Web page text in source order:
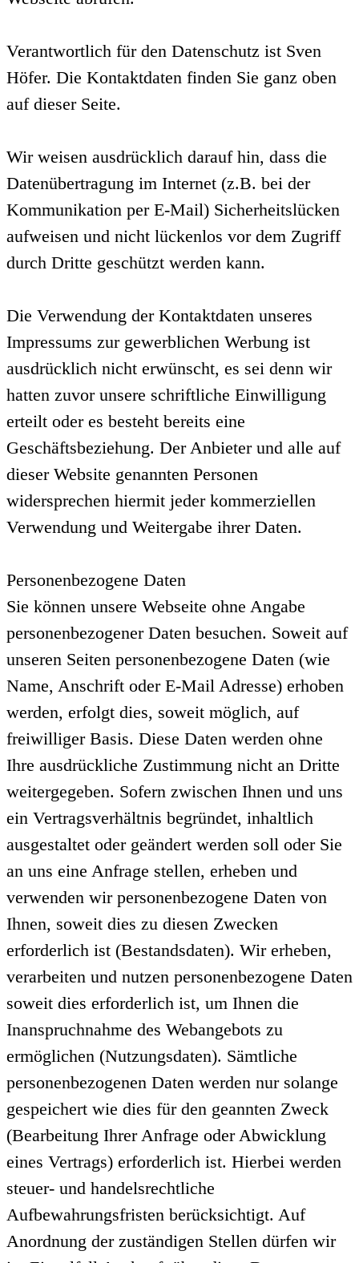
Verantwortlich für den Datenschutz ist Sven
Höfer. Die Kontaktdaten finden Sie ganz oben
auf dieser Seite.
Wir weisen ausdrücklich darauf hin, dass die
Datenübertragung im Internet (z.B. bei der
Kommunikation per E-Mail) Sicherheitslücken
aufweisen und nicht lückenlos vor dem Zugriff
durch Dritte geschützt werden kann.
Die Verwendung der Kontaktdaten unseres
Impressums zur gewerblichen Werbung ist
ausdrücklich nicht erwünscht, es sei denn wir
hatten zuvor unsere schriftliche Einwilligung
erteilt oder es besteht bereits eine
Geschäftsbeziehung. Der Anbieter und alle auf
dieser Website genannten Personen
widersprechen hiermit jeder kommerziellen
Verwendung und Weitergabe ihrer Daten.
Personenbezogene Daten
Sie können unsere Webseite ohne Angabe
personenbezogener Daten besuchen. Soweit auf
unseren Seiten personenbezogene Daten (wie
Name, Anschrift oder E-Mail Adresse) erhoben
werden, erfolgt dies, soweit möglich, auf
freiwilliger Basis. Diese Daten werden ohne
Ihre ausdrückliche Zustimmung nicht an Dritte
weitergegeben. Sofern zwischen Ihnen und uns
ein Vertragsverhältnis begründet, inhaltlich
ausgestaltet oder geändert werden soll oder Sie
an uns eine Anfrage stellen, erheben und
verwenden wir personenbezogene Daten von
Ihnen, soweit dies zu diesen Zwecken
erforderlich ist (Bestandsdaten). Wir erheben,
verarbeiten und nutzen personenbezogene Daten
soweit dies erforderlich ist, um Ihnen die
Inanspruchnahme des Webangebots zu
ermöglichen (Nutzungsdaten). Sämtliche
personenbezogenen Daten werden nur solange
gespeichert wie dies für den geannten Zweck
(Bearbeitung Ihrer Anfrage oder Abwicklung
eines Vertrags) erforderlich ist. Hierbei werden
steuer- und handelsrechtliche
Aufbewahrungsfristen berücksichtigt. Auf
Anordnung der zuständigen Stellen dürfen wir